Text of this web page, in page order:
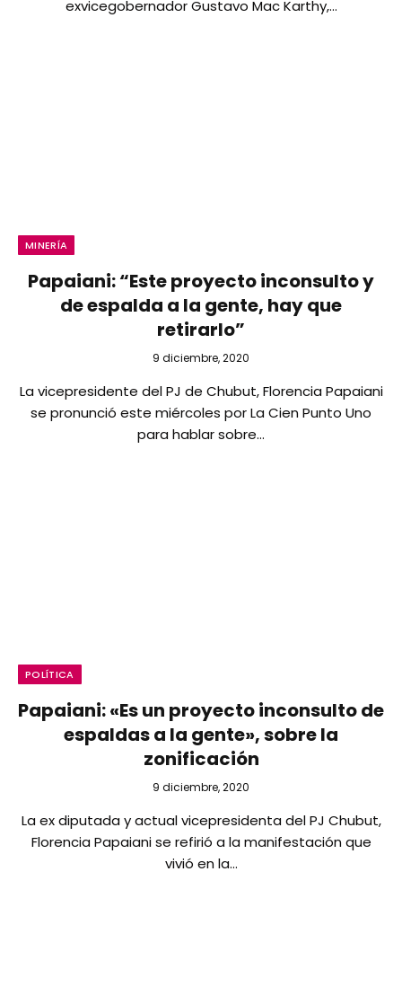
exvicegobernador Gustavo Mac Karthy,…
MINERÍA
Papaiani: “Este proyecto inconsulto y
de espalda a la gente, hay que
retirarlo”
9 diciembre, 2020
La vicepresidente del PJ de Chubut, Florencia Papaiani
se pronunció este miércoles por La Cien Punto Uno
para hablar sobre…
POLÍTICA
Papaiani: «Es un proyecto inconsulto de
espaldas a la gente», sobre la
zonificación
9 diciembre, 2020
La ex diputada y actual vicepresidenta del PJ Chubut,
Florencia Papaiani se refirió a la manifestación que
vivió en la…